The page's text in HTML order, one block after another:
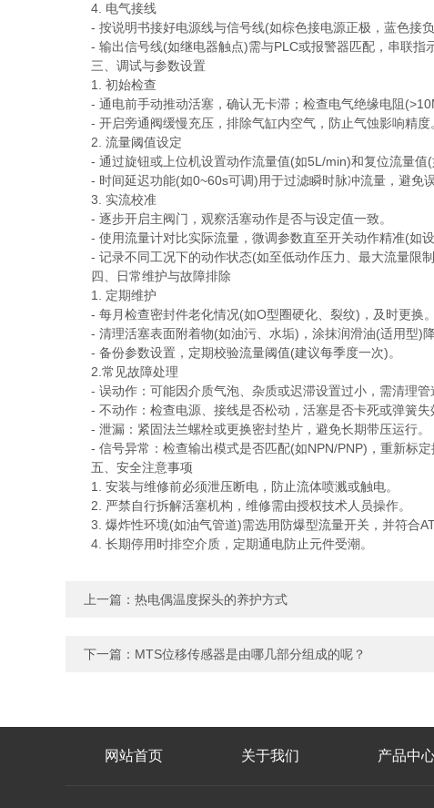
4. 电气接线
- 按说明书接好电源线与信号线(如棕色接电源正极，蓝色接负
- 输出信号线(如继电器触点)需与PLC或报警器匹配，串联指示
三、调试与参数设置
1. 初始检查
- 通电前手动推动活塞，确认无卡滞；检查电气绝缘电阻
- 开启旁通阀缓慢充压，排除气缸内空气，防止气蚀影响精度
2. 流量阈值设定
- 通过旋钮或上位机设置动作流量值(如5L/min)和复位流量值(
- 时间延迟功能(如0~60s可调)用于过滤瞬时脉冲流量，避免误
3. 实流校准
- 逐步开启主阀门，观察活塞动作是否与设定值一致。
- 使用流量计对比实际流量，微调参数直至开关动作精准(如设
- 记录不同工况下的动作状态(如至低动作压力、最大流量限制
四、日常维护与故障排除
1. 定期维护
- 每月检查密封件老化情况(如O型圈硬化、裂纹)，及时更换。
- 清理活塞表面附着物(如油污、水垢)，涂抹润滑油(适用型)降
- 备份参数设置，定期校验流量阈值(建议每季度一次)。
2.常见故障处理
- 误动作：可能因介质气泡、杂质或迟滞设置过小，需清理管
- 不动作：检查电源、接线是否松动，活塞是否卡死或弹簧失
- 泄漏：紧固法兰螺栓或更换密封垫片，避免长期带压运行。
- 信号异常：检查输出模式是否匹配(如NPN/PNP)，重新标定
五、安全注意事项
1. 安装与维修前必须泄压断电，防止流体喷溅或触电。
2. 严禁自行拆解活塞机构，维修需由授权技术人员操作。
3. 爆炸性环境(如油气管道)需选用防爆型流量开关，并符合
4. 长期停用时排空介质，定期通电防止元件受潮。
上一篇： 热电偶温度探头的养护方式
下一篇： MTS位移传感器是由哪几部分组成的呢？
网站首页 关于我们 产品中